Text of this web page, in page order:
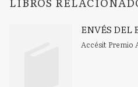
ENVÉS DEL
Accésit Premio